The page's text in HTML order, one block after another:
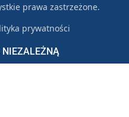
NIEZALEŻNĄ
prawa zastrzeżone.
prywatności